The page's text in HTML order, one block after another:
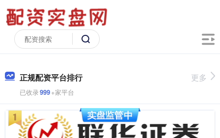
正规配资平台排行
已收录999+家平台
更多